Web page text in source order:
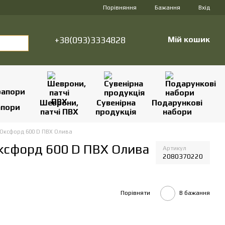
Порівняння Бажання Вхід
+38(093)3334828 Мій кошик
Шеврони,
патчі ПВХ
Сувенірна
продукція
Подарункові
набори
600 D ПВХ Олива
600 D ПВХ Олива Артикул
2080370220
Порівняти В бажання